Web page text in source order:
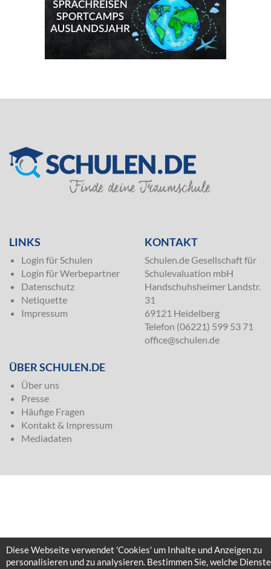
LINKS
Login für Schulen
Login für Werbepartner
Datenschutz
Netiquette
Impressum
KONTAKT
Schulen.de Gesellschaft für
Schulevaluation mbH
Handschuhsheimer Landstr.
31
69121 Heidelberg
Telefon (06221) 599 53 71
office@schulen.de
ÜBER SCHULEN.DE
Über uns
Presse
Häufige Fragen
Kontakt & Impressum
Mediadaten
Diese Webseite verwendet 'Cookies' um Inhalte und Anzeigen zu
personalisieren und zu analysieren. Bestimmen Sie, welche Dienste